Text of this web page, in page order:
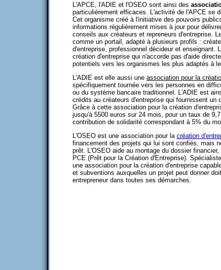
L'APCE, l'ADIE et l'OSEO sont ainsi des
particulièrement efficaces. L'activité de l'APCE se
Cet organisme créé à l'initiative des pouvoirs
informations régulièrement mises à jour pour
conseils aux créateurs et repreneurs d'entreprise.
comme un portail, adapté à plusieurs profils :
d'entreprise, professionnel décideur et enseignant.
création d'entreprise qui n'accorde pas d'aide
potentiels vers les organismes les plus adaptés à
L'ADIE est elle aussi une association pour la
spécifiquement tournée vers les personnes en
ou du système bancaire traditionnel. L'ADIE est
crédits au créateurs d'entreprise qui fournissent un
Grâce à cette association pour la création
jusqu'à 5500 euros sur 24 mois, pour un taux de
contribution de solidarité correspondant à 5% du
L'OSEO est une association pour la création
financement des projets qui lui sont confiés, mais
prêt. L'OSEO aide au montage du dossier
PCE (Prêt pour la Création d'Entreprise).
une association pour la création d'entreprise
et subventions auxquelles un projet peut donner
entrepreneur dans toutes ses démarches.